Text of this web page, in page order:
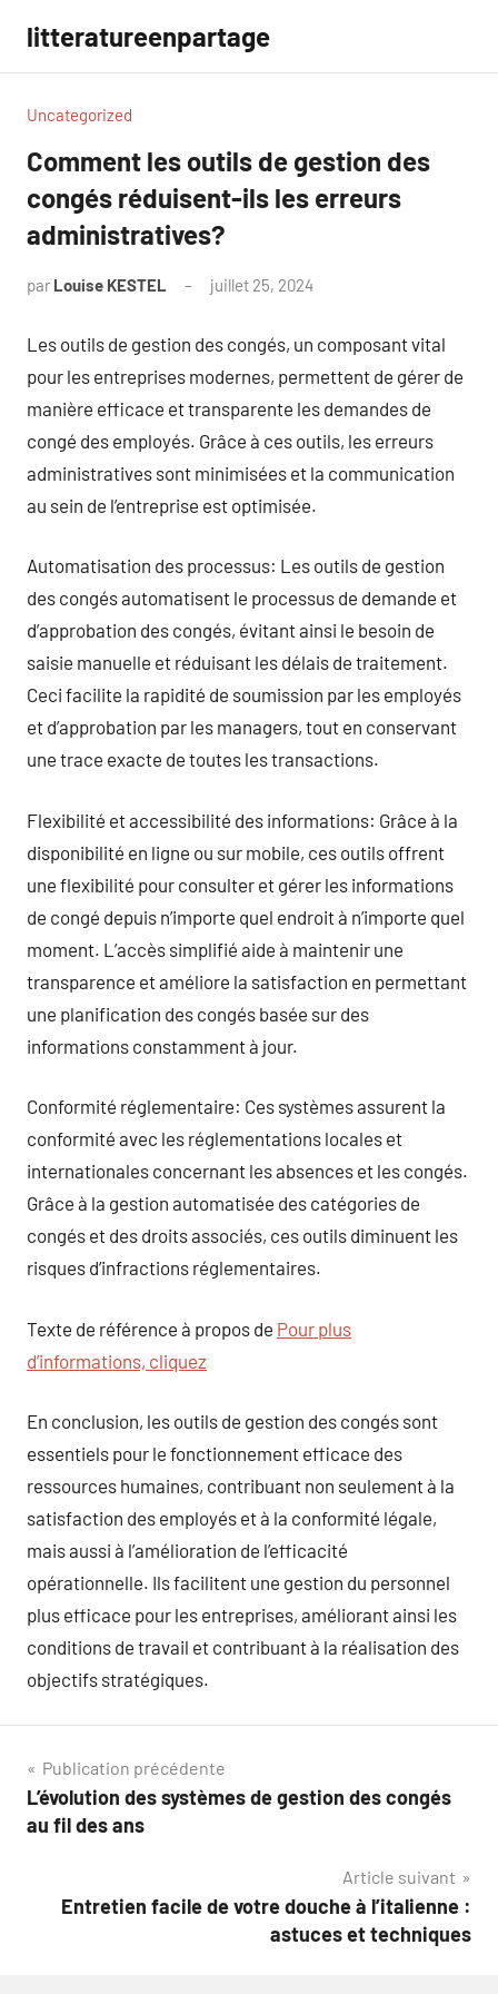
contenu
litteratureenpartage
Uncategorized
Comment les outils de gestion des
congés réduisent-ils les erreurs
administratives?
par Louise KESTEL juillet 25, 2024
Les outils de gestion des congés, un composant vital
pour les entreprises modernes, permettent de gérer de
manière efficace et transparente les demandes de
congé des employés. Grâce à ces outils, les erreurs
administratives sont minimisées et la communication
au sein de l’entreprise est optimisée.
Automatisation des processus: Les outils de gestion
des congés automatisent le processus de demande et
d’approbation des congés, évitant ainsi le besoin de
saisie manuelle et réduisant les délais de traitement.
Ceci facilite la rapidité de soumission par les employés
et d’approbation par les managers, tout en conservant
une trace exacte de toutes les transactions.
Flexibilité et accessibilité des informations: Grâce à la
disponibilité en ligne ou sur mobile, ces outils offrent
une flexibilité pour consulter et gérer les informations
de congé depuis n’importe quel endroit à n’importe quel
moment. L’accès simplifié aide à maintenir une
transparence et améliore la satisfaction en permettant
une planification des congés basée sur des
informations constamment à jour.
Conformité réglementaire: Ces systèmes assurent la
conformité avec les réglementations locales et
internationales concernant les absences et les congés.
Grâce à la gestion automatisée des catégories de
congés et des droits associés, ces outils diminuent les
risques d’infractions réglementaires.
Texte de référence à propos de Pour plus
d’informations, cliquez
En conclusion, les outils de gestion des congés sont
essentiels pour le fonctionnement efficace des
ressources humaines, contribuant non seulement à la
satisfaction des employés et à la conformité légale,
mais aussi à l’amélioration de l’efficacité
opérationnelle. Ils facilitent une gestion du personnel
plus efficace pour les entreprises, améliorant ainsi les
conditions de travail et contribuant à la réalisation des
objectifs stratégiques.
Navigation
de
Publication précédente
L’évolution des systèmes de gestion des congés
au fil des ans
Article suivant
Entretien facile de votre douche à l’italienne :
astuces et techniques